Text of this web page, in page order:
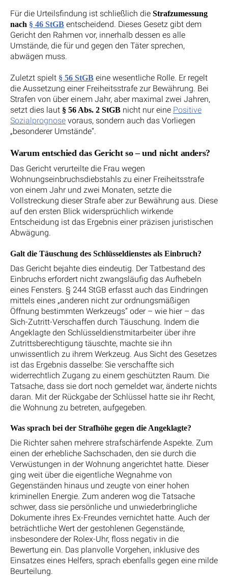
Für die Urteilsfindung ist schließlich die Strafzumessung
nach § 46 StGB entscheidend. Dieses Gesetz gibt dem
Gericht den Rahmen vor, innerhalb dessen es alle
Umstände, die für und gegen den Täter sprechen,
abwägen muss.
Zuletzt spielt § 56 StGB eine wesentliche Rolle. Er regelt
die Aussetzung einer Freiheitsstrafe zur Bewährung. Bei
Strafen von über einem Jahr, aber maximal zwei Jahren,
setzt dies laut § 56 Abs. 2 StGB nicht nur eine Positive
Sozialprognose voraus, sondern auch das Vorliegen
„besonderer Umstände“.
Warum entschied das Gericht so – und nicht anders?
Das Gericht verurteilte die Frau wegen
Wohnungseinbruchsdiebstahls zu einer Freiheitsstrafe
von einem Jahr und zwei Monaten, setzte die
Vollstreckung dieser Strafe aber zur Bewährung aus. Diese
auf den ersten Blick widersprüchlich wirkende
Entscheidung ist das Ergebnis einer präzisen juristischen
Abwägung.
Galt die Täuschung des Schlüsseldienstes als Einbruch?
Das Gericht bejahte dies eindeutig. Der Tatbestand des
Einbruchs erfordert nicht zwangsläufig das Aufhebeln
eines Fensters. § 244 StGB erfasst auch das Eindringen
mittels eines „anderen nicht zur ordnungsmäßigen
Öffnung bestimmten Werkzeugs“ oder – wie hier – das
Sich-Zutritt-Verschaffen durch Täuschung. Indem die
Angeklagte den Schlüsseldienstmitarbeiter über ihre
Zutrittsberechtigung täuschte, machte sie ihn
unwissentlich zu ihrem Werkzeug. Aus Sicht des Gesetzes
ist das Ergebnis dasselbe: Sie verschaffte sich
widerrechtlich Zugang zu einem geschützten Raum. Die
Tatsache, dass sie dort noch gemeldet war, änderte nichts
daran. Mit der Rückgabe der Schlüssel hatte sie ihr Recht,
die Wohnung zu betreten, aufgegeben.
Was sprach bei der Strafhöhe gegen die Angeklagte?
Die Richter sahen mehrere strafschärfende Aspekte. Zum
einen der erhebliche Sachschaden, den sie durch die
Verwüstungen in der Wohnung angerichtet hatte. Dieser
ging weit über die eigentliche Wegnahme von
Gegenständen hinaus und zeugte von einer hohen
kriminellen Energie. Zum anderen wog die Tatsache
schwer, dass sie persönliche und unwiederbringliche
Dokumente ihres Ex-Freundes vernichtet hatte. Auch der
beträchtliche Wert der gestohlenen Gegenstände,
insbesondere der Rolex-Uhr, floss negativ in die
Bewertung ein. Das planvolle Vorgehen, inklusive des
Einsatzes eines Helfers, sprach ebenfalls gegen eine milde
Beurteilung.